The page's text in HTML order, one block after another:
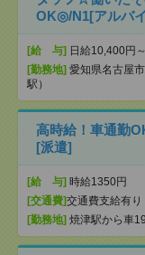
OK◎/N1[アルバ
[給 与] 日給10,400円～
[勤務地] 愛知県名古屋
駅）
高時給！車通勤
[派遣]
[給 与] 時給1350円
[交通費]交通費支給有り
[勤務地] 焼津駅から車